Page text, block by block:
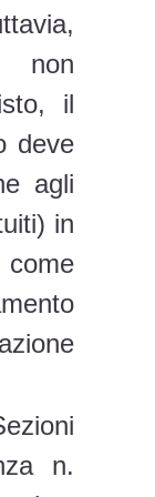
il
deve
agli
in
n.